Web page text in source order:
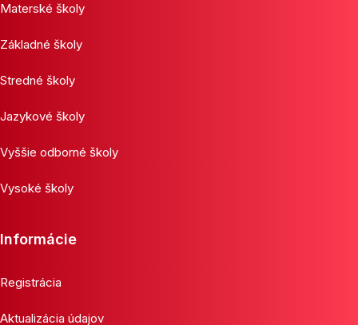
Materské školy
Základné školy
Stredné školy
Jazykové školy
Vyššie odborné školy
Vysoké školy
Informácie
Registrácia
Aktualizácia údajov